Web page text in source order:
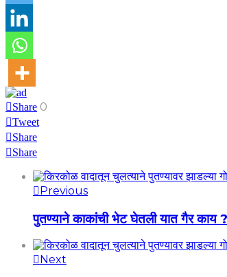
Share 0
Tweet
Share
Share
Previous
पुतण्याने काकांची भेट घेतली यात गैर काय
Next